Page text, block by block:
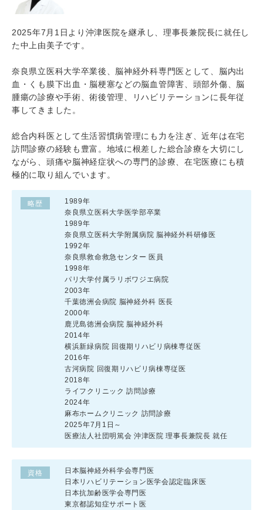
2025年7月1日より沖津医院を継承し、理事長兼院長に就任し
た中上由美子です。
奈良県立医科大学卒業後、脳神経外科専門医として、脳内出
血・くも膜下出血・脳梗塞などの脳血管障害、頭部外傷、脳
腫瘍の診療や手術、術後管理、リハビリテーションに長年従
事してきました。
総合内科医として生活習慣病管理にも力を注ぎ、近年は在宅
訪問診療の経験も豊富。地域に根差した総合診療を大切にし
ながら、頭痛や脳神経症状への専門的診療、在宅医療にも積
極的に取り組んでいます。
略歴
1989年
奈良県立医科大学医学部卒業
1989年
奈良県立医科大学附属病院 脳神経外科研修医
1992年
奈良県救命救急センター 医員
1998年
パリ大学付属ラリボワジエ病院
2003年
千葉徳洲会病院 脳神経外科 医長
2000年
鹿児島徳洲会病院 脳神経外科
2014年
横浜新緑病院 回復期リハビリ病棟専従医
2016年
古河病院 回復期リハビリ病棟専従医
2018年
ライフクリニック 訪問診療
2024年
麻布ホームクリニック 訪問診療
2025年7月1日～
医療法人社団明篤会 沖津医院 理事長兼院長 就任
資格
日本脳神経外科学会専門医
日本リハビリテーション医学会認定臨床医
日本抗加齢医学会専門医
東京都認知症サポート医